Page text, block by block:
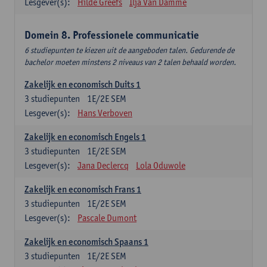
Domein 8. Professionele communicatie
6 studiepunten te kiezen uit de aangeboden talen. Gedurende de
bachelor moeten minstens 2 niveaus van 2 talen behaald worden.
Zakelijk en economisch Duits 1
1E/2E SEM
3 studiepunten
Lesgever(s):
Hans Verboven
Zakelijk en economisch Engels 1
1E/2E SEM
3 studiepunten
Lesgever(s):
Jana Declercq Lola Oduwole
Zakelijk en economisch Frans 1
1E/2E SEM
3 studiepunten
Lesgever(s):
Pascale Dumont
Zakelijk en economisch Spaans 1
1E/2E SEM
3 studiepunten